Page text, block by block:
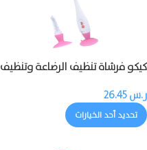
كيكو فرشاة تنظيف الرضاعة وتنظيف
ر.س
تحديد أحد الخيارات